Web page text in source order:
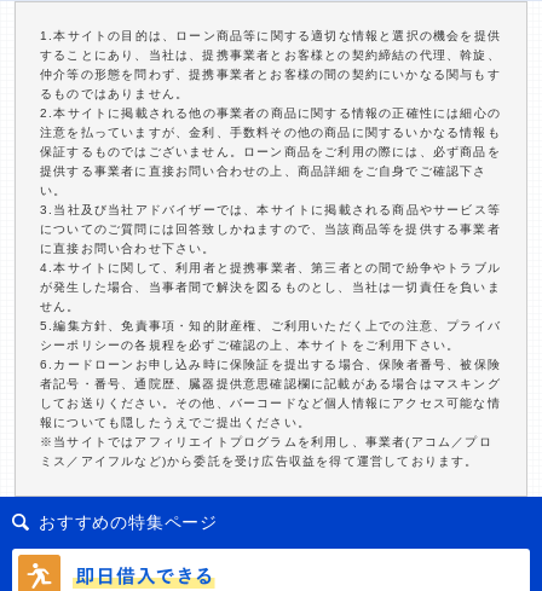
1.本サイトの目的は、ローン商品等に関する適切な情報と選択の機会を提供
することにあり、当社は、提携事業者とお客様との契約締結の代理、斡旋、
仲介等の形態を問わず、提携事業者とお客様の間の契約にいかなる関与もす
るものではありません。
2.本サイトに掲載される他の事業者の商品に関する情報の正確性には細心の
注意を払っていますが、金利、手数料その他の商品に関するいかなる情報も
保証するものではございません。ローン商品をご利用の際には、必ず商品を
提供する事業者に直接お問い合わせの上、商品詳細をご自身でご確認下さ
い。
3.当社及び当社アドバイザーでは、本サイトに掲載される商品やサービス等
についてのご質問には回答致しかねますので、当該商品等を提供する事業者
に直接お問い合わせ下さい。
4.本サイトに関して、利用者と提携事業者、第三者との間で紛争やトラブル
が発生した場合、当事者間で解決を図るものとし、当社は一切責任を負いま
せん。
5.編集方針、免責事項・知的財産権、ご利用いただく上での注意、プライバ
シーポリシーの各規程を必ずご確認の上、本サイトをご利用下さい。
6.カードローンお申し込み時に保険証を提出する場合、保険者番号、被保険
者記号・番号、通院歴、臓器提供意思確認欄に記載がある場合はマスキング
してお送りください。その他、バーコードなど個人情報にアクセス可能な情
報についても隠したうえでご提出ください。
※当サイトではアフィリエイトプログラムを利用し、事業者(アコム／プロ
ミス／アイフルなど)から委託を受け広告収益を得て運営しております。
おすすめの特集ページ